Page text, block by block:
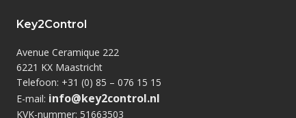
Key2Control
Avenue Ceramique 222
6221 KX Maastricht
Telefoon: +31 (0) 85 – 076 15 15
E-mail: info@key2control.nl
KVK-nummer: 51663503